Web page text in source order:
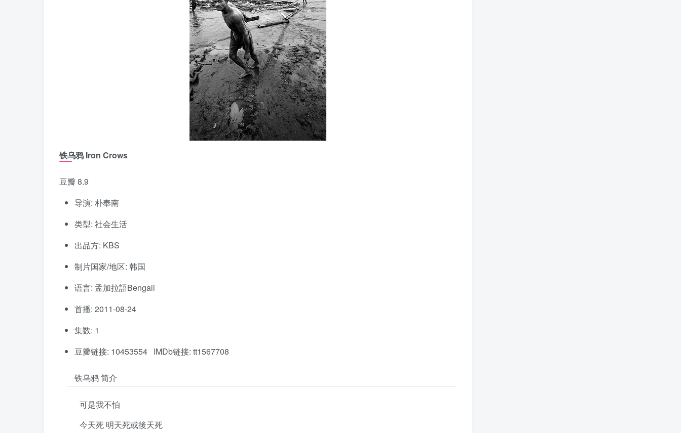
铁乌鸦 Iron Crows
豆瓣 8.9
导演: 朴奉南
类型: 社会生活
出品方: KBS
制片国家/地区: 韩国
语言: 孟加拉語Bengali
首播: 2011-08-24
集数: 1
豆瓣链接: 10453554 IMDb链接: tt1567708
铁乌鸦 简介
可是我不怕
今天死 明天死或後天死